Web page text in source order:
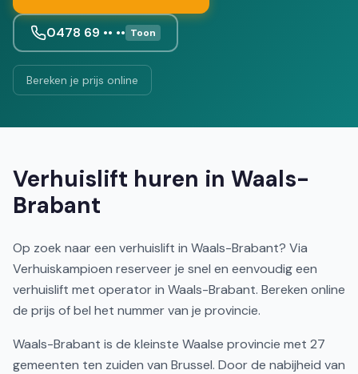
0478 69 •• •• Toon
Bereken je prijs online
Verhuislift huren in Waals-
Brabant
Op zoek naar een verhuislift in Waals-Brabant? Via
Verhuiskampioen reserveer je snel en eenvoudig een
verhuislift met operator in Waals-Brabant. Bereken online
de prijs of bel het nummer van je provincie.
Waals-Brabant is de kleinste Waalse provincie met 27
gemeenten ten zuiden van Brussel. Door de nabijheid van